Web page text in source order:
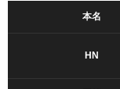
本名
HN